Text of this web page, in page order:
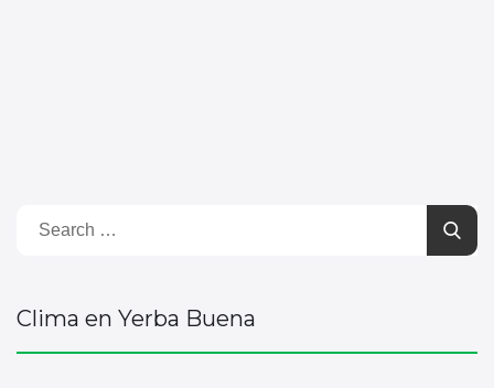
Clima en Yerba Buena